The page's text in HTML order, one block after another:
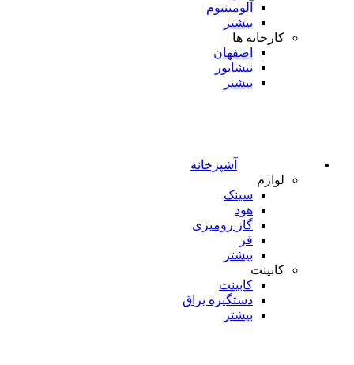
آلومینیوم
بیشتر
کارخانه ها
اصفهان
نیشابور
بیشتر
آشپزخانه
لوازم
سینک
هود
گاز رومیزی
فر
بیشتر
کابینت
کابینت
دستگیره یراق
بیشتر